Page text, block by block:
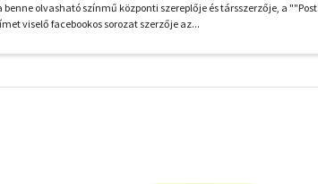
benne olvasható színmű központi szereplője és társszerzője, a ""Post
viselő facebookos sorozat szerzője az...
szűrők